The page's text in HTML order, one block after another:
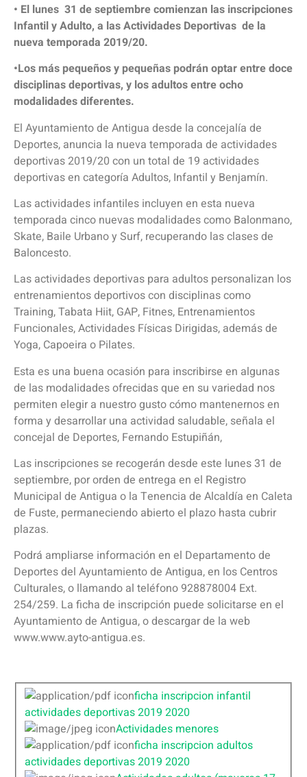
• El lunes 31 de septiembre comienzan las inscripciones
Infantil y Adulto, a las Actividades Deportivas de la
nueva temporada 2019/20.
•Los más pequeños y pequeñas podrán optar entre doce
disciplinas deportivas, y los adultos entre ocho
modalidades diferentes.
El Ayuntamiento de Antigua desde la concejalía de
Deportes, anuncia la nueva temporada de actividades
deportivas 2019/20 con un total de 19 actividades
deportivas en categoría Adultos, Infantil y Benjamín.
Las actividades infantiles incluyen en esta nueva
temporada cinco nuevas modalidades como Balonmano,
Skate, Baile Urbano y Surf, recuperando las clases de
Baloncesto.
Las actividades deportivas para adultos personalizan los
entrenamientos deportivos con disciplinas como
Training, Tabata Hiit, GAP, Fitnes, Entrenamientos
Funcionales, Actividades Físicas Dirigidas, además de
Yoga, Capoeira o Pilates.
Esta es una buena ocasión para inscribirse en algunas
de las modalidades ofrecidas que en su variedad nos
permiten elegir a nuestro gusto cómo mantenernos en
forma y desarrollar una actividad saludable, señala el
concejal de Deportes, Fernando Estupiñán,
Las inscripciones se recogerán desde este lunes 31 de
septiembre, por orden de entrega en el Registro
Municipal de Antigua o la Tenencia de Alcaldía en Caleta
de Fuste, permaneciendo abierto el plazo hasta cubrir
plazas.
Podrá ampliarse información en el Departamento de
Deportes del Ayuntamiento de Antigua, en los Centros
Culturales, o llamando al teléfono 928878004 Ext.
254/259. La ficha de inscripción puede solicitarse en el
Ayuntamiento de Antigua, o descargar de la web
www.www.ayto-antigua.es.
ficha inscripcion infantil
actividades deportivas 2019 2020
Actividades menores
ficha inscripcion adultos
actividades deportivas 2019 2020